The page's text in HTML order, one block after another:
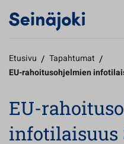
Etusivu / Tapahtumat /
EU-rahoitusohjelmien
EU-
infotilaisuus